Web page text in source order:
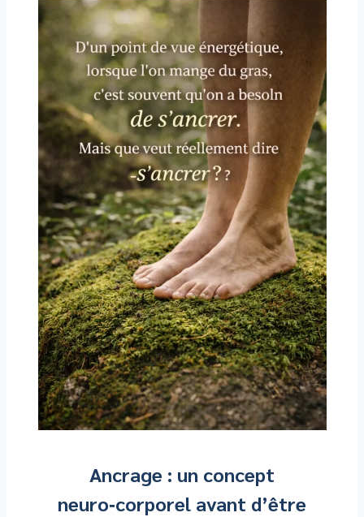
Ancrage : un concept
neuro‑corporel avant d’être